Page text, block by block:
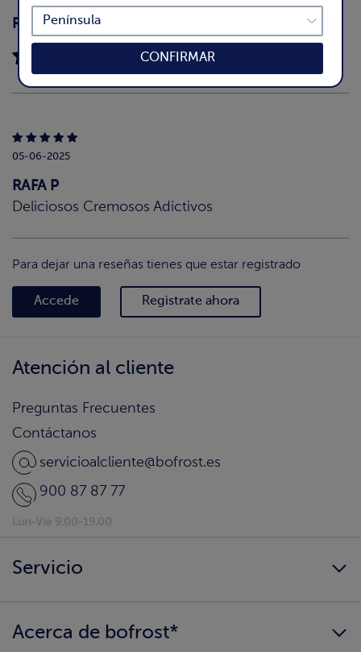
Reseñas(1)
5.0 / 5
05-06-2025
RAFA P
Deliciosos Cremosos Adictivos
Para dejar una reseñas tienes que estar registrado
Accede Regìstrate ahora
Atención al cliente
Preguntas Frecuentes
Contáctanos
servicioalcliente@bofrost.es
900 87 87 77
Servicio
¿Llegamos a tu hogar?
Acerca de bofrost*
CONFIRMAR